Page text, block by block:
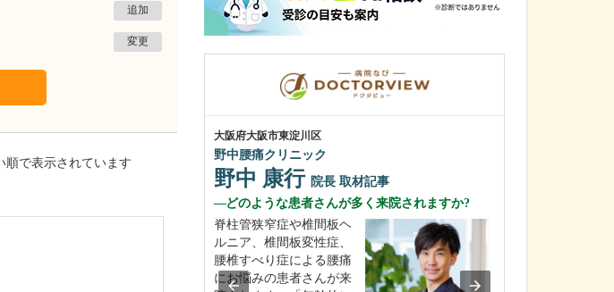
追加
変更
順で表示されています
ック
大阪府大阪市東淀川区
野中腰痛クリニック
野中 康行 院長 取材記事
どのような患者さんが多く来院されますか?
脊柱管狭窄症や椎間板ヘ
ルニア、椎間板変性症、
腰椎すべり症による腰痛
にお悩みの患者さんが来